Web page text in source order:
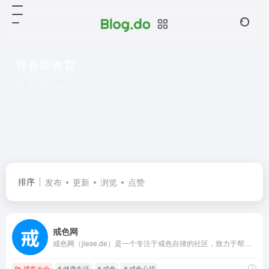
排序 发布 更新 浏览 点赞
戒色网